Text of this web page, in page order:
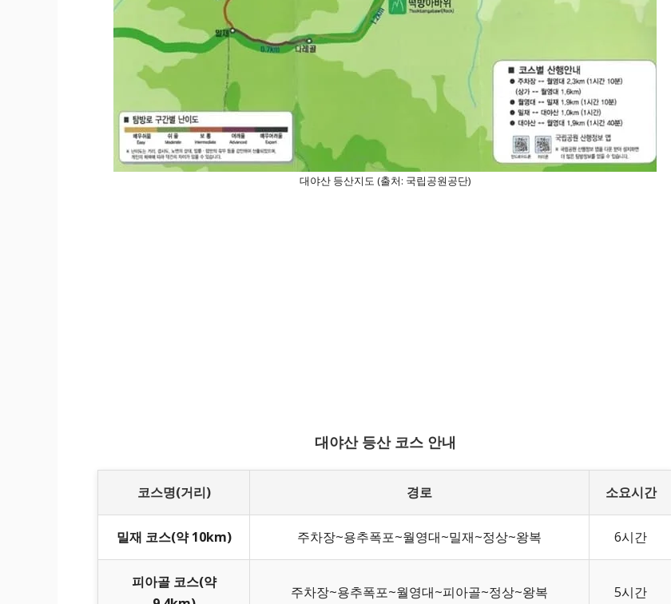
대야산 등산지도 (출처: 국립공원공단)
대야산 등산 코스 안내
코스명(거리) 경로 소요시간
밀재 코스(약 10km) 주차장~용추폭포~월영대~밀재~정상~왕복 6시간
피아골 코스(약
주차장~용추폭포~월영대~피아골~정상~왕복 5시간